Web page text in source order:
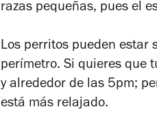
razas pequeñas, pues el
Los perritos pueden estar
perímetro. Si quieres que
y alrededor de las 5pm;
está más relajado.